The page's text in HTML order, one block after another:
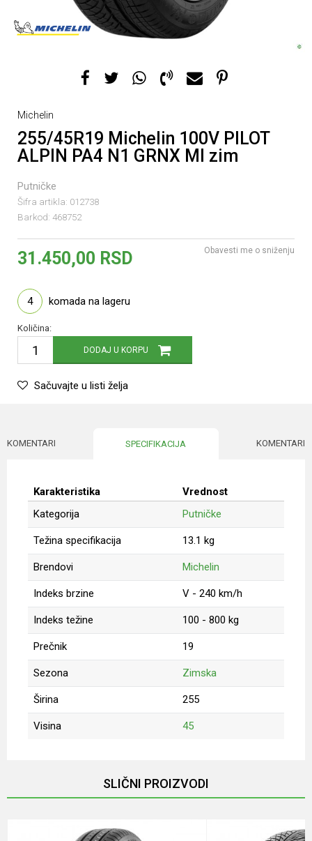
Michelin
255/45R19 Michelin 100V PILOT
ALPIN PA4 N1 GRNX MI zim
Putničke
Šifra artikla: 012738
Barkod: 468752
31.450,00 RSD Obavesti me o sniženju
4 komada na lageru
Količina:
DODAJ U KORPU
Sačuvajte u listi želja
KOMENTARI SPECIFIKACIJA KOMENTARI
Karakteristika
Vrednost
Kategorija
Putničke
Težina specifikacija 13.1 kg
Brendovi Michelin
Indeks brzine V - 240 km/h
Indeks težine 100 - 800 kg
Prečnik 19
Sezona Zimska
Širina 255
Visina 45
SLIČNI PROIZVODI